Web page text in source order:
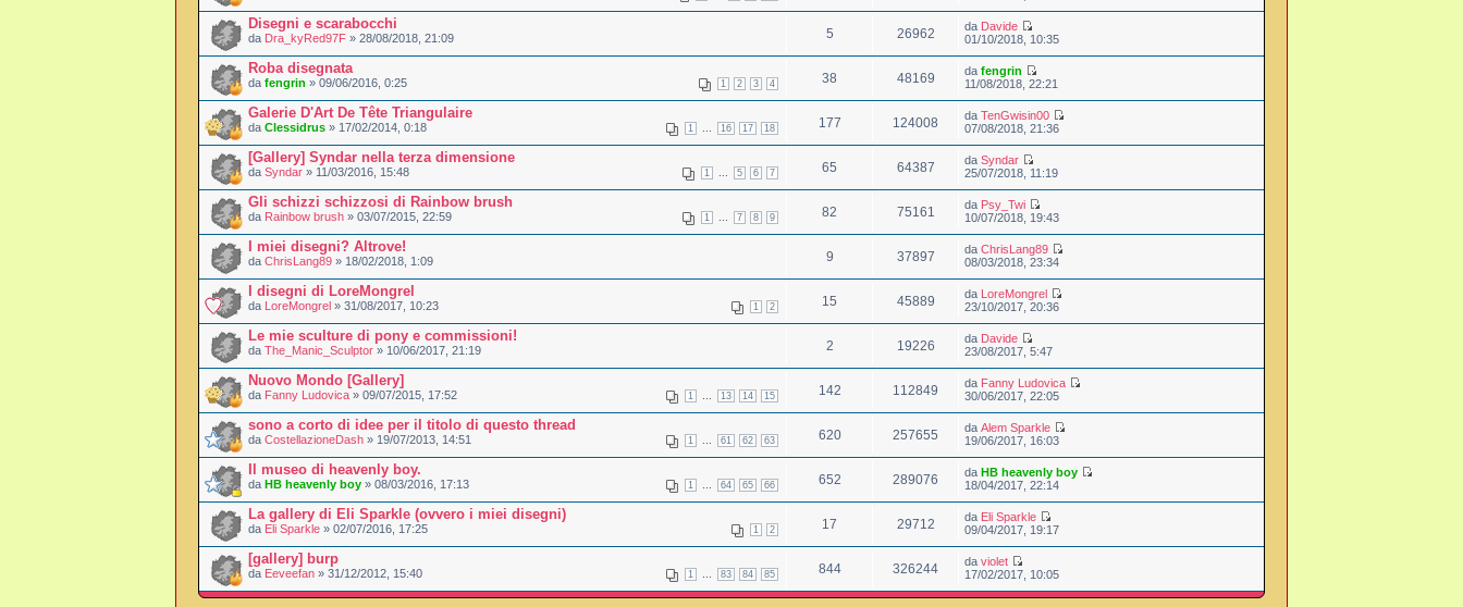
Disegni e scarabocchi
da Dra_kyRed97F » 28/08/2018, 21:09 5 26962 da Davide
01/10/2018, 10:35
Roba disegnata
1 2 3 4
da fengrin » 09/06/2016, 0:25 38 48169 dafengrin
11/08/2018, 22:21
Galerie D'Art De Tête Triangulaire
1 16 17 18
da Clessidrus » 17/02/2014, 0:18 177 124008 daTenGwisin00
07/08/2018, 21:36
[Gallery] Syndar nella terza dimensione
1 5 6 7
da Syndar » 11/03/2016, 15:48 65 64387 daSyndar
25/07/2018, 11:19
Gli schizzi schizzosi di Rainbow brush
1 7 8 9
da Rainbow brush » 03/07/2015, 22:59 82 75161 da Psy_Twi
10/07/2018, 19:43
I miei disegni? Altrove!
da ChrisLang89 » 18/02/2018, 1:09 9 37897 daChrisLang89
08/03/2018, 23:34
I disegni di LoreMongrel
1 2
da LoreMongrel » 31/08/2017, 10:23 15 45889 da LoreMongrel
23/10/2017, 20:36
Le mie sculture di pony e commissioni!
da The_Manic_Sculptor » 10/06/2017, 21:19 2 19226 da Davide
23/08/2017, 5:47
Nuovo Mondo [Gallery]
1 13 14 15
da Fanny Ludovica » 09/07/2015, 17:52 142 112849 da Fanny Ludovica
30/06/2017, 22:05
sono a corto di idee per il titolo di questo thread
1 61 62 63
da CostellazioneDash » 19/07/2013, 14:51 620 257655 daAlem Sparkle
19/06/2017, 16:03
Il museo di heavenly boy.
1 64 65 66
da HB heavenly boy » 08/03/2016, 17:13 652 289076 daHB heavenly boy
18/04/2017, 22:14
La gallery di Eli Sparkle (ovvero i miei disegni)
1 2
da Eli Sparkle » 02/07/2016, 17:25 17 29712 da Eli Sparkle
09/04/2017, 19:17
[gallery] burp
1 83 84 85
da Eeveefan » 31/12/2012, 15:40 844 326244 daviolet
17/02/2017, 10:05